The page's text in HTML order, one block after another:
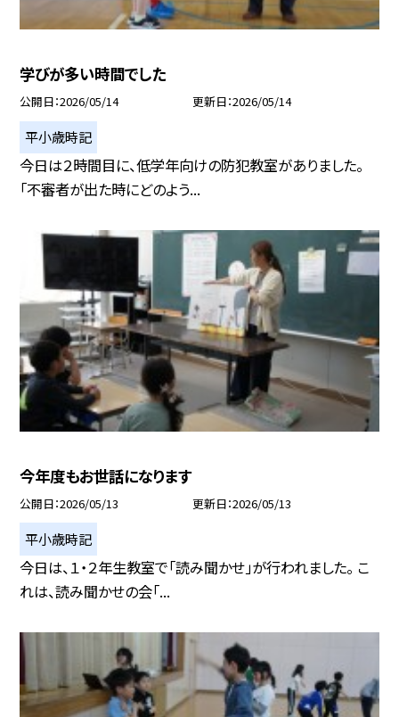
学びが多い時間でした
公開日 2026/05/14 更新日 2026/05/14
平小歳時記
今日は２時間目に、低学年向けの防犯教室がありました。
「不審者が出た時にどのよう...
今年度もお世話になります
公開日 2026/05/13 更新日 2026/05/13
平小歳時記
今日は、１・２年生教室で「読み聞かせ」が行われました。 こ
れは、読み聞かせの会「...